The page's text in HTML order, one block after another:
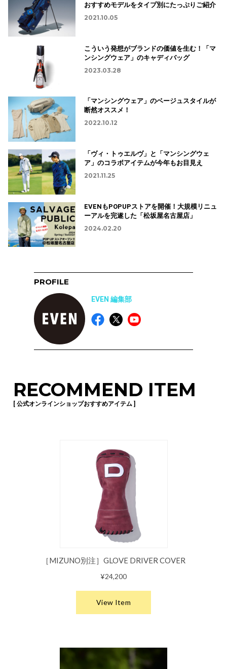
おすすめモデルをタイプ別にたっぷりご紹介
2021.10.05
こういう発想がブランドの価値を生む！「マ
ンシングウェア」のキャディバッグ
2023.03.28
「マンシングウェア」のベージュスタイルが
断然オススメ！
2022.10.12
「ヴィ・トゥエルヴ」と「マンシングウェ
ア」のコラボアイテムが今年もお目見え
2021.11.25
EVENもPOPUPストアを開催！大規模リニュ
ーアルを完遂した「松坂屋名古屋店」
2024.02.20
PROFILE
EVEN 編集部
RECOMMEND ITEM
[ 公式オンラインショップおすすめアイテム ]